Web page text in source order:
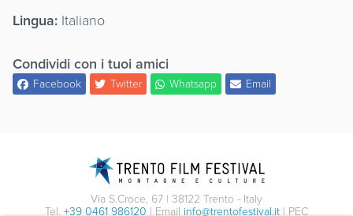
Lingua: Italiano
Condividi con i tuoi amici
Facebook Twitter Whatsapp Email
Via S.Croce, 67 | 38122 Trento - Italy
Tel. +39 0461 986120 | Email info@trentofestival.it | PEC